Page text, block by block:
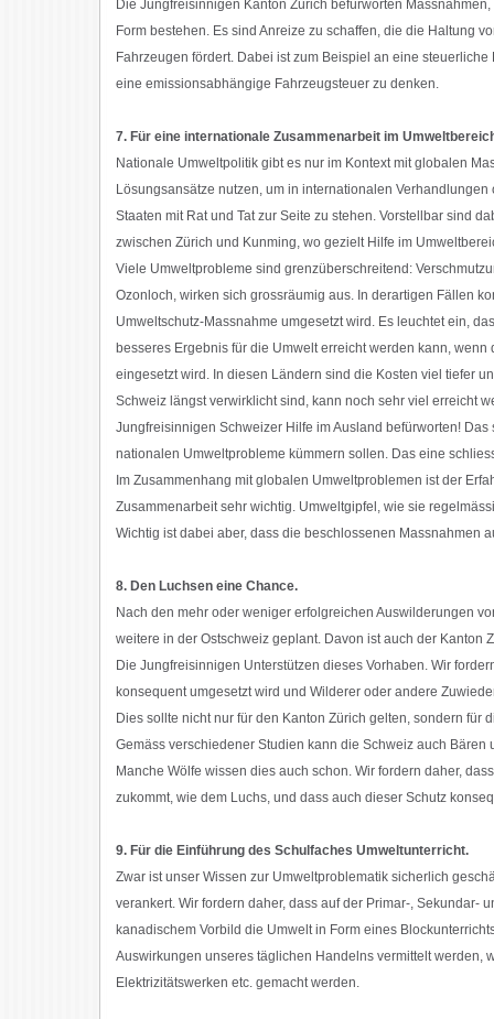
Die Jungfreisinnigen Kanton Zürich befürworten
Form bestehen. Es sind Anreize zu schaffen, die die Haltung
Fahrzeugen fördert. Dabei ist zum Beispiel an eine
eine emissionsabhängige Fahrzeugsteuer zu denken.
7. Für eine internationale Zusammenarbeit im
Nationale Umweltpolitik gibt es nur im Kontext mit globalen
Lösungsansätze nutzen, um in internationalen
Staaten mit Rat und Tat zur Seite zu stehen. Vorstellbar sind
zwischen Zürich und Kunming, wo gezielt Hilfe im
Viele Umweltprobleme sind grenzüberschreitend:
Ozonloch, wirken sich grossräumig aus. In derartigen Fällen
Umweltschutz-Massnahme umgesetzt wird. Es leuchtet ein,
besseres Ergebnis für die Umwelt erreicht werden kann,
eingesetzt wird. In diesen Ländern sind die Kosten viel tiefer
Schweiz längst verwirklicht sind, kann noch sehr viel erreicht
Jungfreisinnigen Schweizer Hilfe im Ausland befürworten!
nationalen Umweltprobleme kümmern sollen. Das eine
Im Zusammenhang mit globalen Umweltproblemen ist der
Zusammenarbeit sehr wichtig. Umweltgipfel, wie sie
Wichtig ist dabei aber, dass die beschlossenen Massnahmen
8. Den Luchsen eine Chance.
Nach den mehr oder weniger erfolgreichen Auswilderungen
weitere in der Ostschweiz geplant. Davon ist auch der Kanton
Die Jungfreisinnigen Unterstützen dieses Vorhaben. Wir
konsequent umgesetzt wird und Wilderer oder andere
Dies sollte nicht nur für den Kanton Zürich gelten, sondern für
Gemäss verschiedener Studien kann die Schweiz auch
Manche Wölfe wissen dies auch schon. Wir fordern daher,
zukommt, wie dem Luchs, und dass auch dieser Schutz
9. Für die Einführung des Schulfaches Umweltunterricht.
Zwar ist unser Wissen zur Umweltproblematik sicherlich
verankert. Wir fordern daher, dass auf der Primar-, Sekundar-
kanadischem Vorbild die Umwelt in Form eines
Auswirkungen unseres täglichen Handelns vermittelt werden,
Elektrizitätswerken etc. gemacht werden.